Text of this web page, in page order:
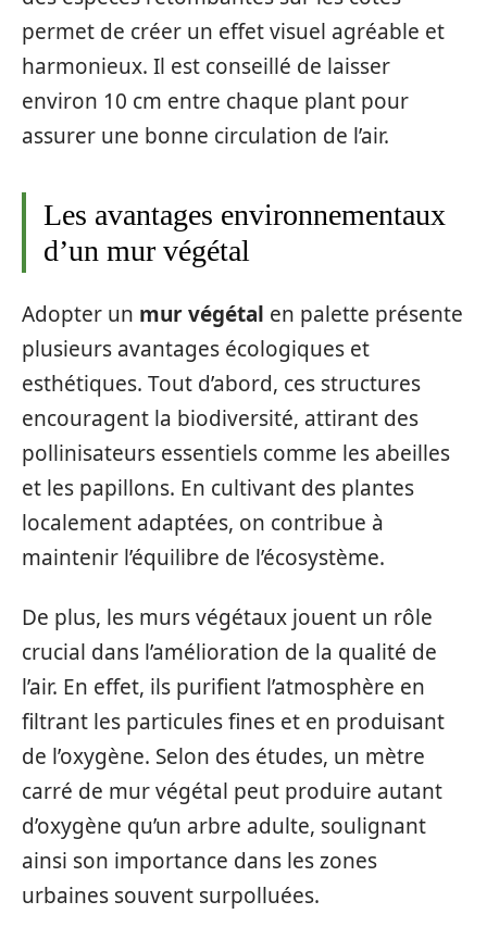
permet de créer un effet visuel agréable et
harmonieux. Il est conseillé de laisser
environ 10 cm entre chaque plant pour
assurer une bonne circulation de l’air.
Les avantages environnementaux
d’un mur végétal
Adopter un mur végétal en palette présente
plusieurs avantages écologiques et
esthétiques. Tout d’abord, ces structures
encouragent la biodiversité, attirant des
pollinisateurs essentiels comme les abeilles
et les papillons. En cultivant des plantes
localement adaptées, on contribue à
maintenir l’équilibre de l’écosystème.
De plus, les murs végétaux jouent un rôle
crucial dans l’amélioration de la qualité de
l’air. En effet, ils purifient l’atmosphère en
filtrant les particules fines et en produisant
de l’oxygène. Selon des études, un mètre
carré de mur végétal peut produire autant
d’oxygène qu’un arbre adulte, soulignant
ainsi son importance dans les zones
urbaines souvent surpolluées.